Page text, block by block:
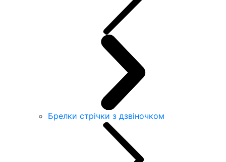
Брелки стрічки з дзвіночком